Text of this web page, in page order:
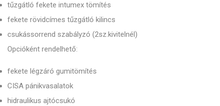
tűzgátló fekete intumex tömítés
fekete rövidcímes tűzgátló kilincs
csukássorrend szabályzó (2sz.kivitelnél)
Opcióként rendelhető:
fekete légzáró gumitömítés
CISA pánikvasalatok
hidraulikus ajtócsukó